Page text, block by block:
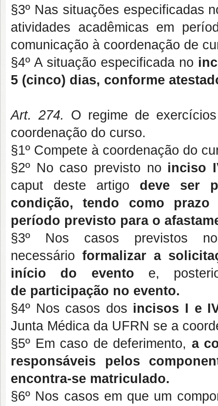
§3º Nas situações especificadas
atividades acadêmicas em
comunicação à coordenação de
§4º A situação especificada no
5 (cinco) dias, conforme
Art. 274.
O regime de
coordenação do curso.
§1º Compete à coordenação do
§2º No caso previsto no inciso
caput deste artigo deve ser
condição, tendo como
período previsto para o
§3º Nos casos previstos
necessário formalizar a
início do evento e,
de participação no evento.
§4º Nos casos dos incisos I e
Junta Médica da UFRN se a
§5º Em caso de deferimento, a
responsáveis pelos
encontra-se matriculado.
§6º Nos casos em que um